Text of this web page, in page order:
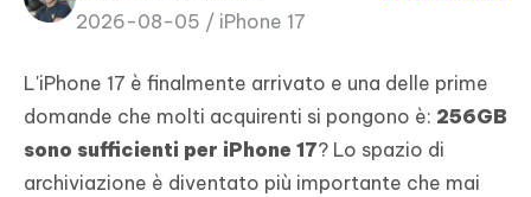
Editor
iAnyGo
2026-08-05 / iPhone 17
L'iPhone 17 è finalmente arrivato e una delle prime
domande che molti acquirenti si pongono è: 256GB
sono sufficienti per iPhone 17? Lo spazio di
archiviazione è diventato più importante che mai